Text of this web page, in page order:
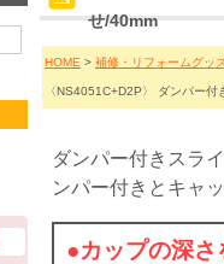
せ/40mm
HOME > 補修・リフォームグッ
〈NS4051C+D2P〉 ダンパー
ダンパー付きスラ
ンパー付きとキャ
●カップの深さ